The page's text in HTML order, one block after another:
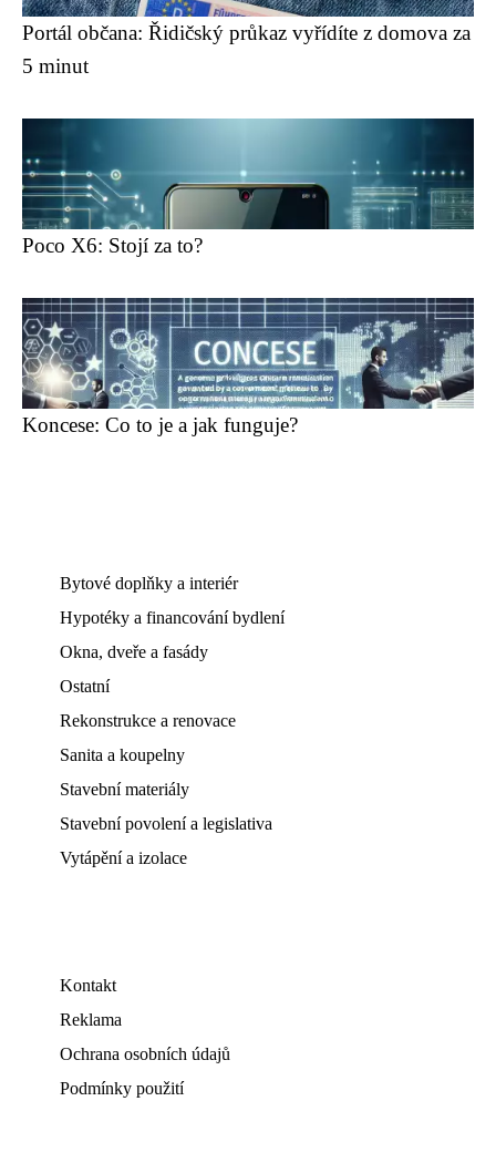
Portál občana: Řidičský průkaz vyřídíte z domova za
5 minut
Poco X6: Stojí za to?
Koncese: Co to je a jak funguje?
Bytové doplňky a interiér
Hypotéky a financování bydlení
Okna, dveře a fasády
Ostatní
Rekonstrukce a renovace
Sanita a koupelny
Stavební materiály
Stavební povolení a legislativa
Vytápění a izolace
Kontakt
Reklama
Ochrana osobních údajů
Podmínky použití